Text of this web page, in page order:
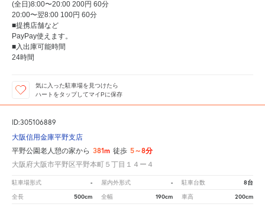
(全日)8:00〜20:00 200円 60分
20:00〜翌8:00 100円 60分
■提携店舗など
PayPay使えます。
■入出庫可能時間
24時間
気に入った駐車場を見つけたら
ハートをタップしてマイPに保存
ID:305106889
大阪信用金庫平野支店
平野公園老人憩の家から 381m 徒歩 5～8分
大阪府大阪市平野区平野本町５丁目１４ー４
駐車場形式 - 屋内外形式 - 駐車台数 8台
全長 500cm 全幅 190cm 車高 200cm